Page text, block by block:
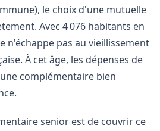
le choix d'une mutuelle
Avec 4 076 habitants en
n'échappe pas au vieillissement
À cet âge, les dépenses de
complémentaire bien
senior est de couvrir ce